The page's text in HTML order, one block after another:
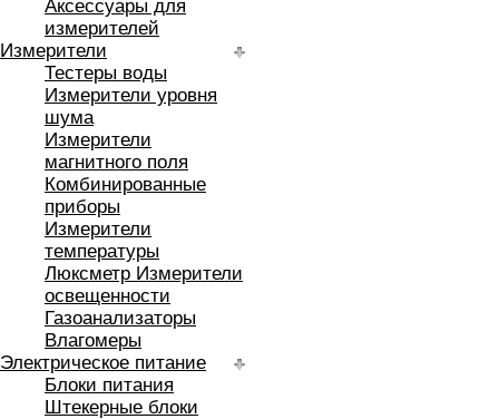
Аксессуары для
измерителей
Измерители
Тестеры воды
Измерители уровня
шума
Измерители
магнитного поля
Комбинированные
приборы
Измерители
температуры
Люксметр Измерители
освещенности
Газоанализаторы
Влагомеры
Электрическое питание
Блоки питания
Штекерные блоки